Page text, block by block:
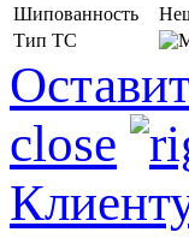
Шипованность
Тип ТС
close